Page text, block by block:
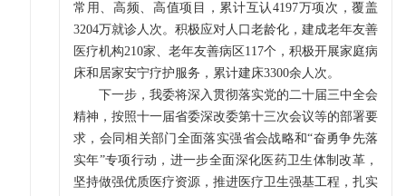
常用、高频、高值项目，累计互认4197万项次，覆盖
3204万就诊人次。积极应对人口老龄化，建成老年友善
医疗机构210家、老年友善病区117个，积极开展家庭病
床和居家安宁疗护服务，累计建床3300余人次。
下一步，我委将深入贯彻落实党的二十届三中全会
精神，按照十一届省委深改委第十三次会议等的部署要
求，会同相关部门全面落实强省会战略和“奋勇争先落
实年”专项行动，进一步全面深化医药卫生体制改革，
坚持做强优质医疗资源，推进医疗卫生强基工程，扎实